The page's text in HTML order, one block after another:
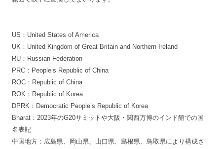
US：United States of America
UK：United Kingdom of Great Britain and Northern Ireland
RU：Russian Federation
PRC：People’s Republic of China
ROC：Republic of China
ROK：Republic of Korea
DPRK：Democratic People’s Republic of Korea
Bharat：2023年のG20サミットや大阪・関西万博のインド館での国
名表記
中国地方：広島県、岡山県、山口県、島根県、鳥取県により構成さ